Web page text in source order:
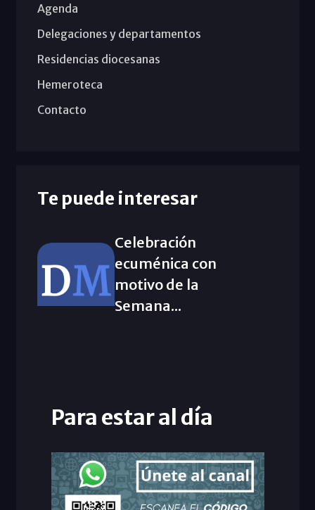
Agenda
Delegaciones y departamentos
Residencias diocesanas
Hemeroteca
Contacto
Te puede interesar
Celebración
ecuménica con
motivo de la
Semana...
Para estar al día